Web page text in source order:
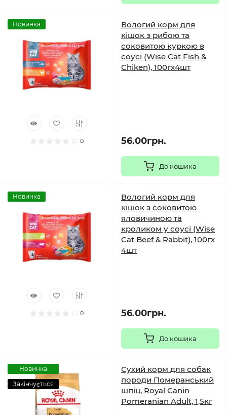
Новинка
0
Вологий корм для
кішок з рибою та
соковитою куркою в
соусі (Wise Cat Fish &
Chiken), 100гх4шт
56.00грн.
До кошика
Новинка
0
Вологий корм для
кішок з соковитою
яловичиною та
кроликом у соусі (Wise
Cat Beef & Rabbit), 100гх
4шт
56.00грн.
До кошика
Новинка
Закінчується
Сухий корм для собак
породи Померанський
шпіц, Royal Canin
Pomeranian Adult, 1,5кг